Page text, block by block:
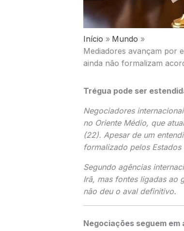
Início
Mundo
Mediadores avançam por
ainda não formalizam
Trégua pode ser
Negociadores
no Oriente Médio, que
(22). Apesar de um
formalizado pelos Estados
Segundo agências
Irã, mas fontes ligadas ao
não deu o aval definitivo.
Negociações seguem em